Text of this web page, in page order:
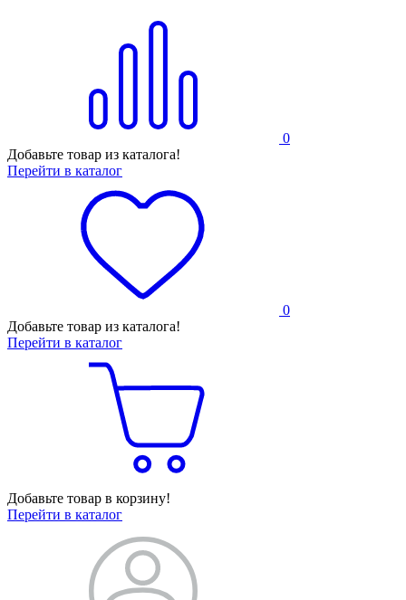
0
Добавьте товар из каталога!
Перейти в каталог
0
Добавьте товар из каталога!
Перейти в каталог
Добавьте товар в корзину!
Перейти в каталог